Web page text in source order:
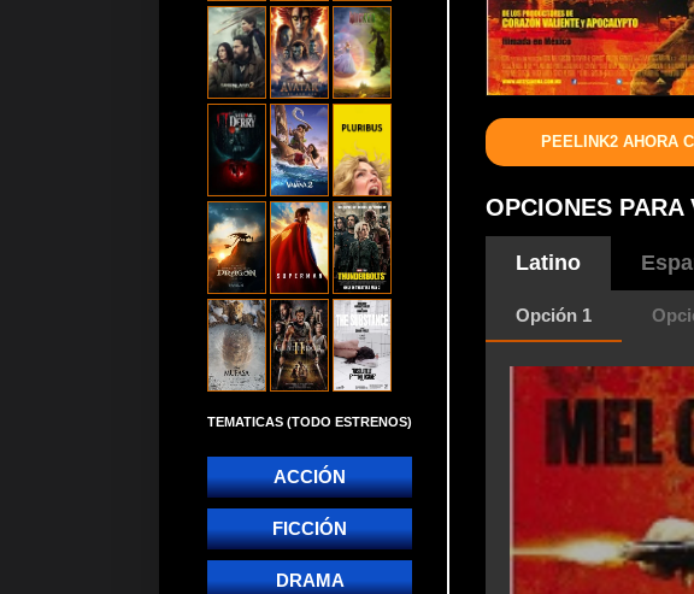
PEELINK2 AHORA
OPCIONES PARA
Latino
Opción 1
TEMATICAS (TODO ESTRENOS)
ACCIÓN
FICCIÓN
DRAMA